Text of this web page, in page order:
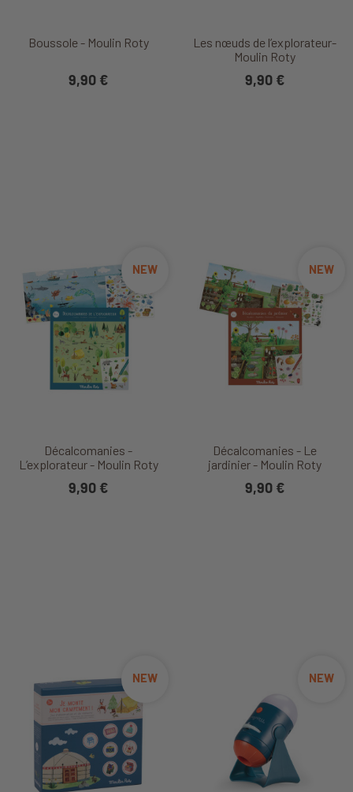
Boussole - Moulin Roty
9,90 €
Les nœuds de l’explorateur-
Moulin Roty
9,90 €
Décalcomanies -
L’explorateur - Moulin Roty
NEW
9,90 €
Décalcomanies - Le
jardinier - Moulin Roty
NEW
9,90 €
NEW NEW